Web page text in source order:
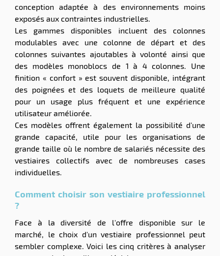
conception adaptée à des environnements moins
exposés aux contraintes industrielles.
Les gammes disponibles incluent des colonnes
modulables avec une colonne de départ et des
colonnes suivantes ajoutables à volonté ainsi que
des modèles monoblocs de 1 à 4 colonnes. Une
finition « confort » est souvent disponible, intégrant
des poignées et des loquets de meilleure qualité
pour un usage plus fréquent et une expérience
utilisateur améliorée.
Ces modèles offrent également la possibilité d'une
grande capacité, utile pour les organisations de
grande taille où le nombre de salariés nécessite des
vestiaires collectifs avec de nombreuses cases
individuelles.
Comment choisir son vestiaire professionnel
?
Face à la diversité de l'offre disponible sur le
marché, le choix d'un vestiaire professionnel peut
sembler complexe. Voici les cinq critères à analyser